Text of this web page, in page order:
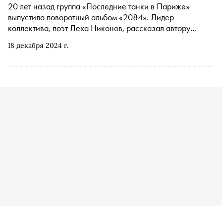
18 декабря 2024 г.
20 лет назад группа «Последние танки в Париже»
выпустила поворотный альбом «2084». Лидер
коллектива, поэт Леха Никонов, рассказал автору
пластинки — от начала и до конца